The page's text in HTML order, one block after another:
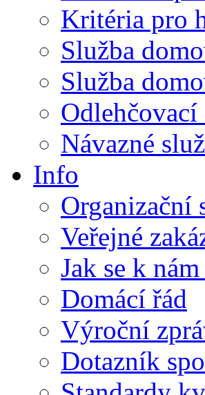
Kritéria pro
Služba
Služba
Odlehčovací
Návazné
Info
Organizační
Veřejné
Jak se k
Domácí řád
Výroční
Dotazník